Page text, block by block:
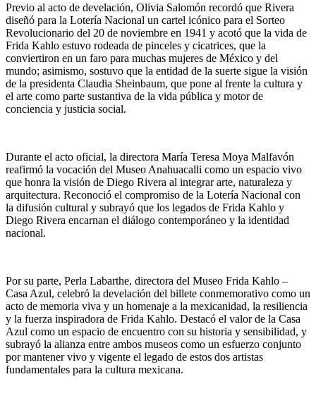
Previo al acto de develación, Olivia Salomón recordó que Rivera
diseñó para la Lotería Nacional un cartel icónico para el Sorteo
Revolucionario del 20 de noviembre en 1941 y acotó que la vida de
Frida Kahlo estuvo rodeada de pinceles y cicatrices, que la
conviertiron en un faro para muchas mujeres de México y del
mundo; asimismo, sostuvo que la entidad de la suerte sigue la visión
de la presidenta Claudia Sheinbaum, que pone al frente la cultura y
el arte como parte sustantiva de la vida pública y motor de
conciencia y justicia social.
Durante el acto oficial, la directora María Teresa Moya Malfavón
reafirmó la vocación del Museo Anahuacalli como un espacio vivo
que honra la visión de Diego Rivera al integrar arte, naturaleza y
arquitectura. Reconoció el compromiso de la Lotería Nacional con
la difusión cultural y subrayó que los legados de Frida Kahlo y
Diego Rivera encarnan el diálogo contemporáneo y la identidad
nacional.
Por su parte, Perla Labarthe, directora del Museo Frida Kahlo –
Casa Azul, celebró la develación del billete conmemorativo como un
acto de memoria viva y un homenaje a la mexicanidad, la resiliencia
y la fuerza inspiradora de Frida Kahlo. Destacó el valor de la Casa
Azul como un espacio de encuentro con su historia y sensibilidad, y
subrayó la alianza entre ambos museos como un esfuerzo conjunto
por mantener vivo y vigente el legado de estos dos artistas
fundamentales para la cultura mexicana.